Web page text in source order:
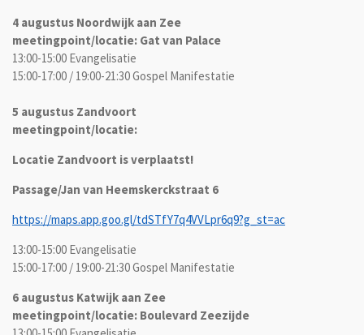
4 augustus Noordwijk aan Zee
meetingpoint/locatie: Gat van Palace
13:00-15:00 Evangelisatie
15:00-17:00 / 19:00-21:30 Gospel Manifestatie
5 augustus Zandvoort
meetingpoint/locatie:
Locatie Zandvoort is verplaatst!
Passage/Jan van Heemskerckstraat 6
https://maps.app.goo.gl/tdSTfY7q4VVLpr6q9?g_st=ac
13:00-15:00 Evangelisatie
15:00-17:00 / 19:00-21:30 Gospel Manifestatie
6 augustus Katwijk aan Zee
meetingpoint/locatie: Boulevard Zeezijde